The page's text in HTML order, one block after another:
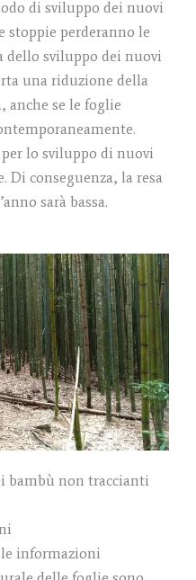
di sviluppo dei nuovi
stoppie perderanno le
sviluppo dei nuovi
una riduzione della
anche se le foglie
lo sviluppo di nuovi
Di conseguenza, la resa
sarà bassa.
bambù non traccianti
informazioni